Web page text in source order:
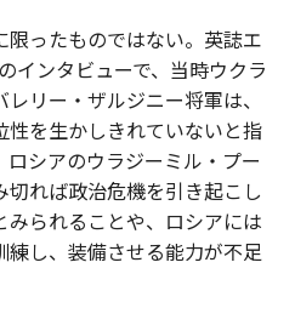
限ったものではない。英誌エ
インタビューで、当時ウクラ
リー・ザルジニー将軍は、
性を生かしきれていないと指
シアのウラジーミル・プー
れば政治危機を引き起こし
られることや、ロシアには
し、装備させる能力が不足